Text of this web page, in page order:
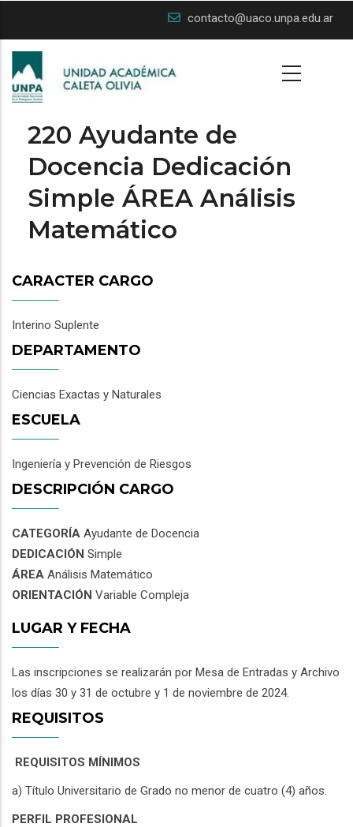
main
content
contacto@uaco.unpa.edu.ar
220 Ayudante de
Docencia Dedicación
Simple ÁREA Análisis
Matemático
CARACTER CARGO
Interino Suplente
DEPARTAMENTO
Ciencias Exactas y Naturales
ESCUELA
Ingeniería y Prevención de Riesgos
DESCRIPCIÓN CARGO
CATEGORÍA Ayudante de Docencia
DEDICACIÓN Simple
ÁREA Análisis Matemático
ORIENTACIÓN Variable Compleja
LUGAR Y FECHA
Las inscripciones se realizarán por Mesa de Entradas y Archivo
los días 30 y 31 de octubre y 1 de noviembre de 2024.
REQUISITOS
REQUISITOS MÍNIMOS
a) Título Universitario de Grado no menor de cuatro (4) años.
PERFIL PROFESIONAL